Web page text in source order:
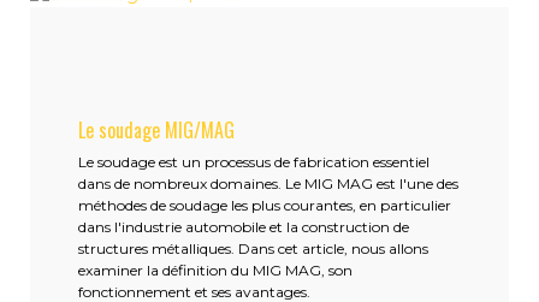
Le soudage MIG/MAG
Le soudage est un processus de fabrication essentiel
dans de nombreux domaines. Le MIG MAG est l'une des
méthodes de soudage les plus courantes, en particulier
dans l'industrie automobile et la construction de
structures métalliques. Dans cet article, nous allons
examiner la définition du MIG MAG, son
fonctionnement et ses avantages.